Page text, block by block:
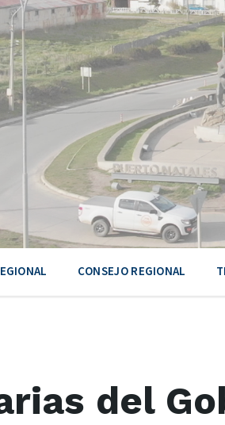
CONSEJO REGIONAL
del